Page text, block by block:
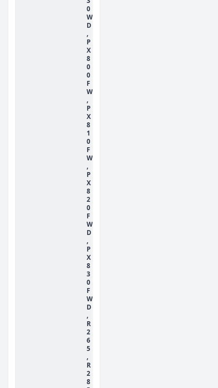
0
W
D
,
P
X
8
0
0
F
W
,
P
X
8
1
0
F
W
,
P
X
8
2
0
F
W
D
,
P
X
8
3
0
F
W
D
,
R
2
6
5
,
R
2
8